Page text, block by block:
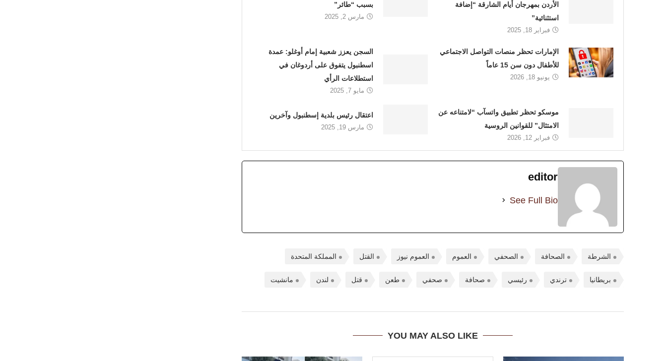
الأردن بمهرجان أيام الشارقة “إضافة
استثنائية”
فبراير 18, 2025
بسبب “طائر”
مارس 2, 2025
الإمارات تحظر منصات التواصل الاجتماعي
للأطفال دون سن 15 عاماً
يونيو 18, 2026
السجن يعزز شعبية إمام أوغلو: عمدة
اسطنبول يتفوق على أردوغان في
استطلاعات الرأي
مايو 7, 2025
موسكو تحظر تطبيق واتسآب “لامتناعه عن
الامتثال” للقوانين الروسية
فبراير 12, 2026
اعتقال رئيس بلدية إسطنبول وآخرين
مارس 19, 2025
editor
See Full Bio
الشرطة الصحافة الصحفي العموم العموم نيوز القتل المملكة المتحدة
بريطانيا ترندي رئيسي صحافة صحفي طعن قتل لندن مانشيت
YOU MAY ALSO LIKE